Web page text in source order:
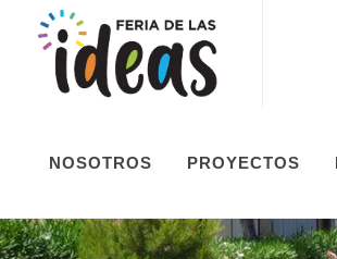
NOSOTROS PROYECTOS